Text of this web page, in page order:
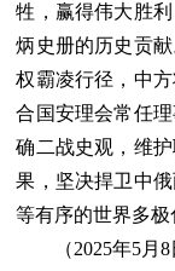
牲，赢得伟大胜
炳史册的历史贡
权霸凌行径，中
合国安理会常任
确二战史观，维
果，坚决捍卫中
等有序的世界多极
（2025年5月8